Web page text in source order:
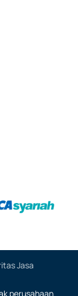
Jasa
perusahaan